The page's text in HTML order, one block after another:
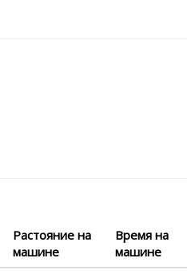
Растояние на
машине
Время на
машине